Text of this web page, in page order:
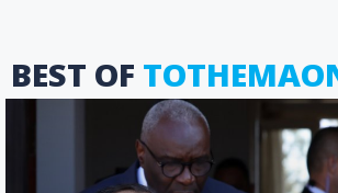
BEST OF